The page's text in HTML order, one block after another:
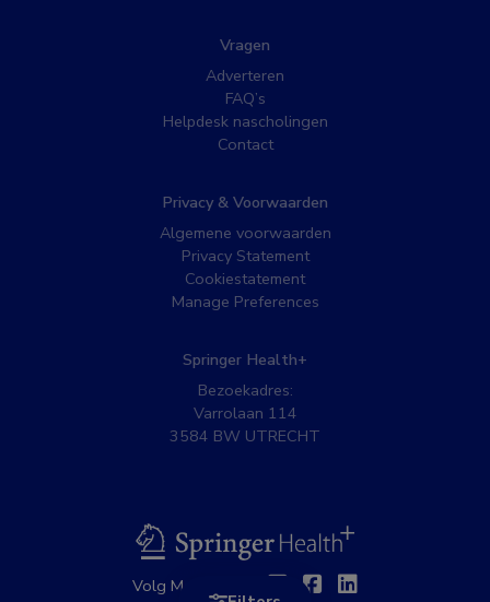
Vragen
Adverteren
FAQ’s
Helpdesk nascholingen
Contact
Privacy & Voorwaarden
Algemene voorwaarden
Privacy Statement
Cookiestatement
Manage Preferences
Springer Health+
Bezoekadres:
Varrolaan 114
3584 BW UTRECHT
BSL
Volg MedNet op: TwitterFacebook
Linkedin